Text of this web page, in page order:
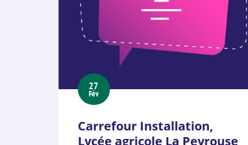
27
Fév
Carrefour Installation,
Lycée agricole La Peyrouse